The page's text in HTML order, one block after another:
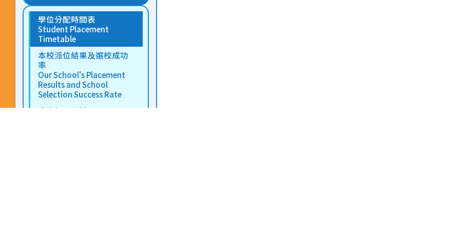
學位分配時間表
Student Placement
Timetable
本校派位結果及選校成功
率
Our School's Placement
Results and School
Selection Success Rate
升中相關網址